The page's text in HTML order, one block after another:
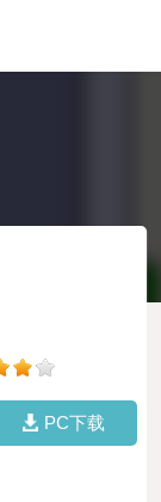
PC下载